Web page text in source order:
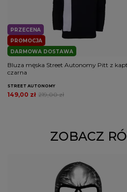
PROMOCJA
PRZECENA
DARMOWA DOSTAWA
Bluza męska Street Autonomy Pitt z
czarna
STREET AUTONOMY
219,00 zł
149,00 zł
ZOBACZ